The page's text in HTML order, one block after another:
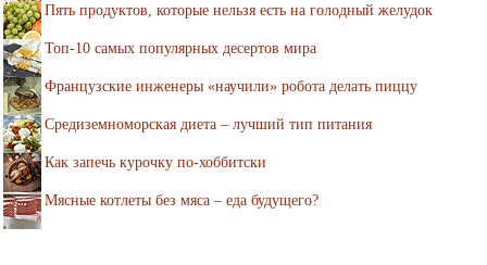
Пять продуктов, которые нельзя есть на голодный желудок
Топ-10 самых популярных десертов мира
Французские инженеры «научили» робота делать пиццу
Средиземноморская диета – лучший тип питания
Как запечь курочку по-хоббитски
Мясные котлеты без мяса – еда будущего?